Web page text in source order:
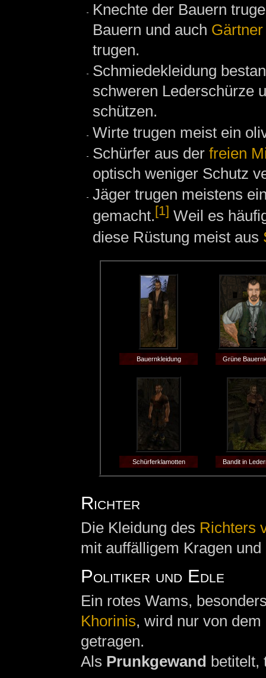
Knechte der Bauern
Bauern und auch Gärtner
trugen.
Schmiedekleidung
schweren Lederschürze
schützen.
Wirte trugen meist ein
Schürfer aus der freien
optisch weniger Schutz
Jäger trugen meistens
gemacht.[1] Weil es
diese Rüstung meist aus
Bauernkleidung Grüne
Schürferklamotten Bandit in
Richter
Die Kleidung des Richters
mit auffälligem Kragen
Politiker und Edle
Ein rotes Wams,
Khorinis, wird nur von
getragen.
Als Prunkgewand betitelt,